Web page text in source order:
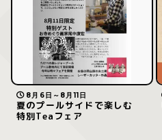
8月6日～8月11日
夏のプールサイドで楽しむ
特別Teaフェア